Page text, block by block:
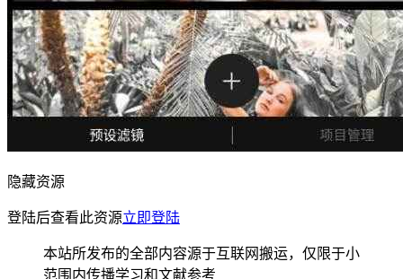
隐藏资源
登陆后查看此资源立即登陆
本站所发布的全部内容源于互联网搬运，仅限于小
范围内传播学习和文献参考